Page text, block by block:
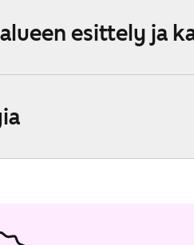
esittely ja